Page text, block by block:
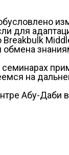
для
обмена
на
Абу-